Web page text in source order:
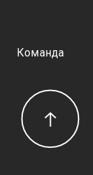
Команда